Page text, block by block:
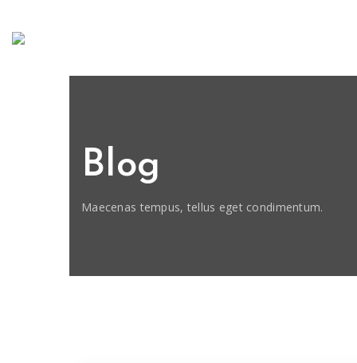
Blog
Maecenas tempus, tellus eget condimentum.